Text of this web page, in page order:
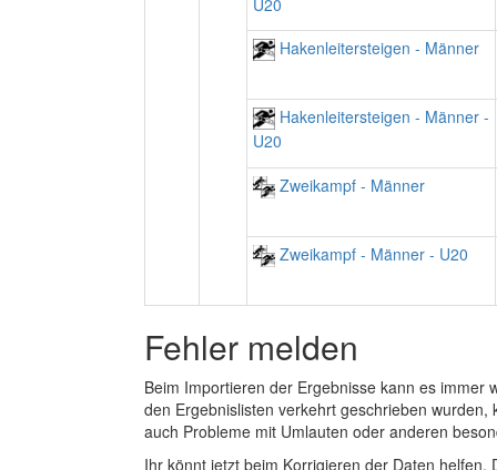
Hakenleitersteigen - Männer
Hakenleitersteigen - Männer -
U20
Zweikampf - Männer
Zweikampf - Männer - U20
Fehler melden
Beim Importieren der Ergebnisse kann es
den Ergebnislisten verkehrt geschrieben
auch Probleme mit Umlauten oder anderen
Ihr könnt jetzt beim Korrigieren der Daten